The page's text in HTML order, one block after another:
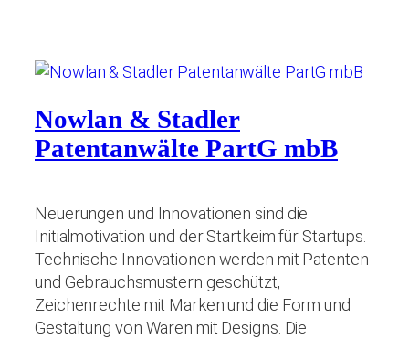
Nowlan & Stadler
Patentanwälte PartG mbB
Neuerungen und Innovationen sind die
Initialmotivation und der Startkeim für Startups.
Technische Innovationen werden mit Patenten
und Gebrauchsmustern geschützt,
Zeichenrechte mit Marken und die Form und
Gestaltung von Waren mit Designs. Die